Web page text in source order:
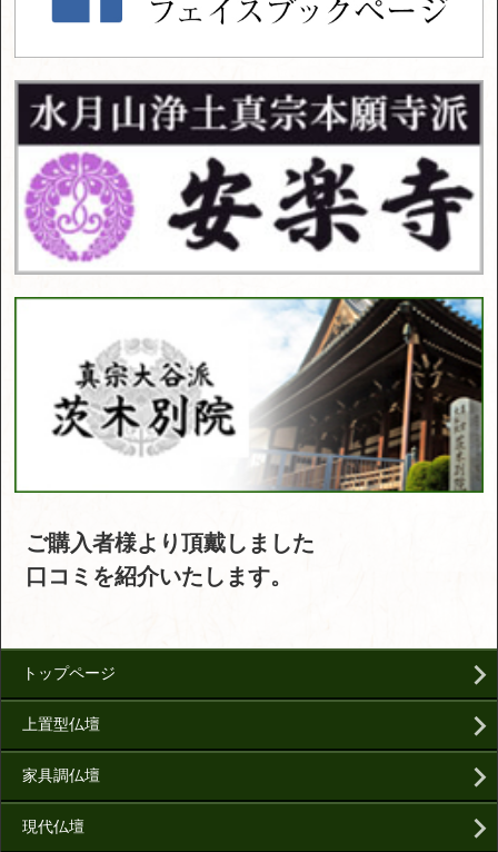
ご購入者様より頂戴しました
口コミを紹介いたします。
トップページ
上置型仏壇
家具調仏壇
現代仏壇